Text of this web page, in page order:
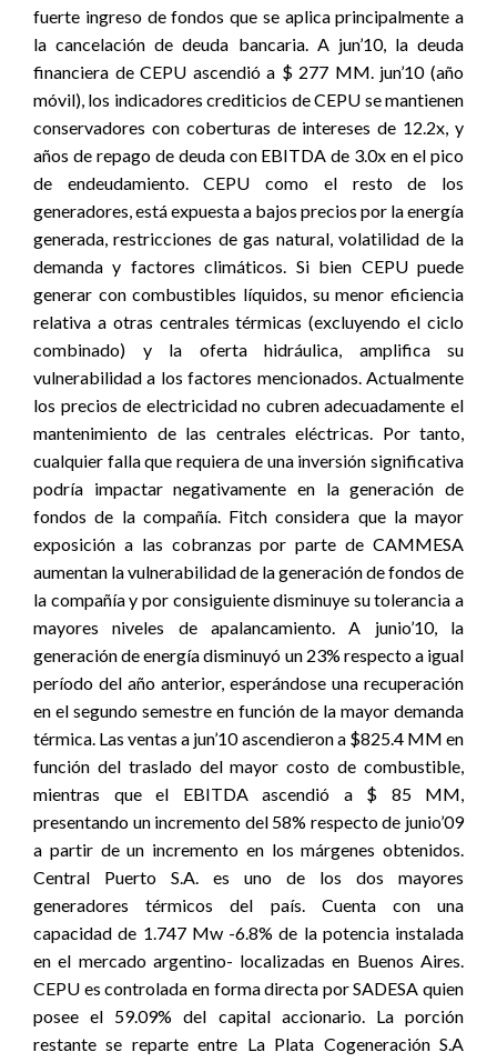
fuerte ingreso de fondos que se aplica principalmente a
la cancelación de deuda bancaria. A jun’10, la deuda
financiera de CEPU ascendió a $ 277 MM. jun’10 (año
móvil), los indicadores crediticios de CEPU se mantienen
conservadores con coberturas de intereses de 12.2x, y
años de repago de deuda con EBITDA de 3.0x en el pico
de endeudamiento. CEPU como el resto de los
generadores, está expuesta a bajos precios por la energía
generada, restricciones de gas natural, volatilidad de la
demanda y factores climáticos. Si bien CEPU puede
generar con combustibles líquidos, su menor eficiencia
relativa a otras centrales térmicas (excluyendo el ciclo
combinado) y la oferta hidráulica, amplifica su
vulnerabilidad a los factores mencionados. Actualmente
los precios de electricidad no cubren adecuadamente el
mantenimiento de las centrales eléctricas. Por tanto,
cualquier falla que requiera de una inversión significativa
podría impactar negativamente en la generación de
fondos de la compañía. Fitch considera que la mayor
exposición a las cobranzas por parte de CAMMESA
aumentan la vulnerabilidad de la generación de fondos de
la compañía y por consiguiente disminuye su tolerancia a
mayores niveles de apalancamiento. A junio’10, la
generación de energía disminuyó un 23% respecto a igual
período del año anterior, esperándose una recuperación
en el segundo semestre en función de la mayor demanda
térmica. Las ventas a jun’10 ascendieron a $825.4 MM en
función del traslado del mayor costo de combustible,
mientras que el EBITDA ascendió a $ 85 MM,
presentando un incremento del 58% respecto de junio’09
a partir de un incremento en los márgenes obtenidos.
Central Puerto S.A. es uno de los dos mayores
generadores térmicos del país. Cuenta con una
capacidad de 1.747 Mw -6.8% de la potencia instalada
en el mercado argentino- localizadas en Buenos Aires.
CEPU es controlada en forma directa por SADESA quien
posee el 59.09% del capital accionario. La porción
restante se reparte entre La Plata Cogeneración S.A